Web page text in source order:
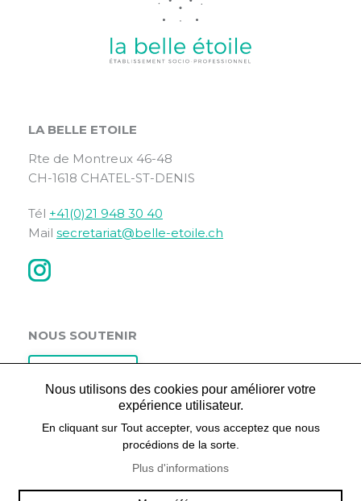
LA BELLE ETOILE
Rte de Montreux 46-48
CH-1618 CHATEL-ST-DENIS
Tél +41(0)21 948 30 40
Mail secretariat@belle-etoile.ch
NOUS SOUTENIR
LIENS RAPIDES
Postes vacants Actualités
Nous utilisons des cookies pour améliorer votre
expérience utilisateur.
En cliquant sur Tout accepter, vous acceptez que nous
procédions de la sorte.
Plus d'informations